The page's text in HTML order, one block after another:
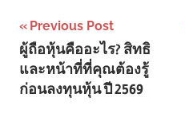
Post
navigation
Previous Post
ผู้ถือหุ้นคืออะไร? สิทธิ
และหน้าที่ที่คุณต้องรู้
ก่อนลงทุนหุ้น ปี 2569